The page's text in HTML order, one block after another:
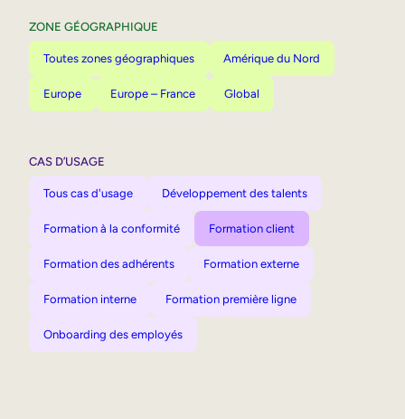
ZONE GÉOGRAPHIQUE
Toutes zones géographiques Amérique du Nord
Europe Europe – France Global
CAS D’USAGE
Tous cas d'usage Développement des talents
Formation à la conformité Formation client
Formation des adhérents Formation externe
Formation interne Formation première ligne
Onboarding des employés